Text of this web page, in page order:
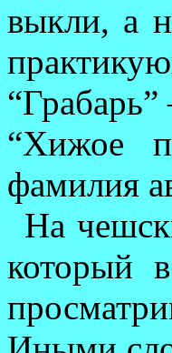
выкли, а
“Хижое
фамилия
На
который